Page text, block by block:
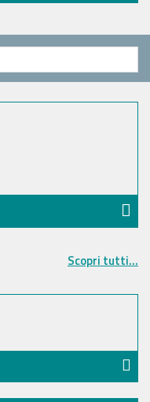
Scopri tutti...